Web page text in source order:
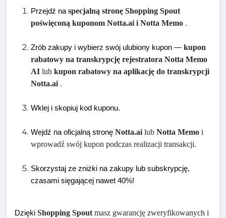
Przejdź na specjalną stronę Shopping Spout
poświęconą kuponom Notta.ai i Notta Memo .
Zrób zakupy i wybierz swój ulubiony kupon — kupon
rabatowy na transkrypcję rejestratora Notta Memo
AI lub kupon rabatowy na aplikację do transkrypcji
Notta.ai .
Wklej i skopiuj kod kuponu.
Wejdź na oficjalną stronę Notta.ai lub Notta Memo i
wprowadź swój kupon podczas realizacji transakcji.
Skorzystaj ze zniżki na zakupy lub subskrypcję,
czasami sięgającej nawet 40%!
Dzięki Shopping Spout masz gwarancję zweryfikowanych i